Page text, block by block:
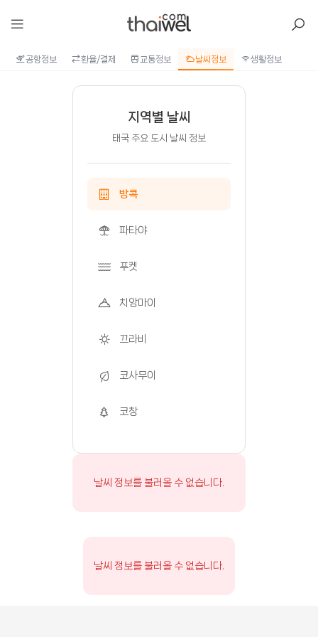
공항정보 환율/결제 교통정보 날씨정보 생활정보
날씨 정보를 불러올 수 없습니다.
날씨 정보를 불러올 수 없습니다.
지역별 날씨
태국 주요 도시 날씨 정보
방콕
파타야
푸켓
치앙마이
끄라비
코사무이
코창